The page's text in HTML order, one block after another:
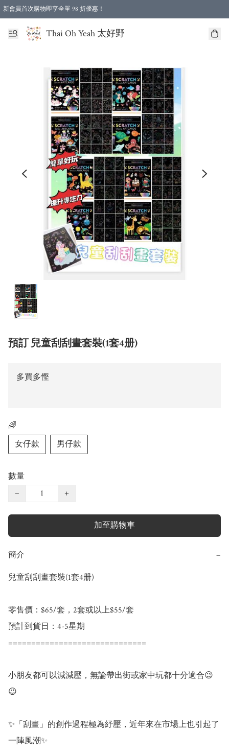
新會員首次購物即享全單 98 折優惠！
特選會員可享全單低至 96 折優惠！
Thai Oh Yeah 太好野
預訂 兒童刮刮畫套裝(1套4册)
多買多慳
🌈
女仔款
男仔款
數量
−
+
加至購物車
簡介 −
兒童刮刮畫套裝(1套4册)
零售價：$65/套，2套或以上$55/套
預計到貨日：4-5星期
==============================
小朋友都可以減減壓，無論帶出街或家中玩都十分適合😉
😉
✨「刮畫」的創作過程極為紓壓，近年來在市場上也引起了
一陣風潮✨